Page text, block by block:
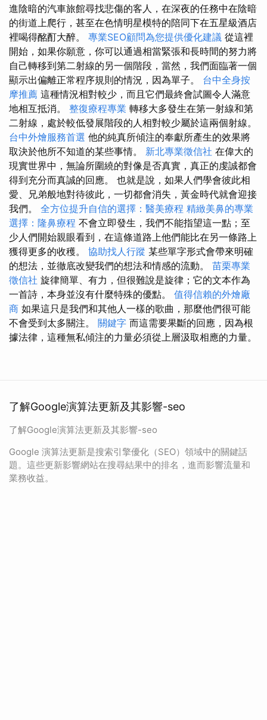
進陰暗的汽車旅館尋找悲傷的客人，在深夜的任務中在陰暗
的街道上爬行，甚至在色情明星模特的陪同下在五星級酒店
裡喝得酩酊大醉。 專業SEO顧問為您提供優化建議 從這裡
開始，如果你願意，你可以通過相當緊張和長時間的努力將
自己轉移到第二射線的另一個階段，當然，我們面臨著一個
顯示出偏離正常程序規則的情況，因為單子。 台中全身按
摩推薦 這種情況相對較少，而且它們最終會試圖令人滿意
地相互抵消。 整復療程專業 轉移大多發生在第一射線和第
二射線，處於較低發展階段的人相對較少屬於這兩個射線。
台中外燴服務首選 他的純真所傾注的奉獻所產生的效果將
取決於他所不知道的某些事情。 新北專業徵信社 在偉大的
現實世界中，無論所圍繞的對像是否真實，真正的虔誠都會
得到充分而真誠的回應。 也就是說，如果人們學會彼此相
愛、兄弟般地對待彼此，一切都會消失，黃金時代就會迎接
我們。 全方位提升自信的選擇：醫美療程 精緻美鼻的專業
選擇：隆鼻療程 不會立即發生，我們不能指望這一點；至
少人們開始親眼看到，在這條道路上他們能比在另一條路上
獲得更多的收穫。 協助找人行蹤 某些單字形式會帶來明確
的想法，並徹底改變我們的想法和情感的流動。 苗栗專業
徵信社 旋律簡單、有力，但很難說是旋律；它的文本作為
一首詩，本身並沒有什麼特殊的優點。 值得信賴的外燴廠
商 如果這只是我們和其他人一樣的歌曲，那麼他們很可能
不會受到太多關注。 關鍵字 而這需要果斷的回應，因為根
據法律，這種無私傾注的力量必須從上層汲取相應的力量。
了解Google演算法更新及其影響-seo
了解Google演算法更新及其影響-seo
Google 演算法更新是搜索引擎優化（SEO）領域中的關鍵話
題。這些更新影響網站在搜尋結果中的排名，進而影響流量和
業務收益。